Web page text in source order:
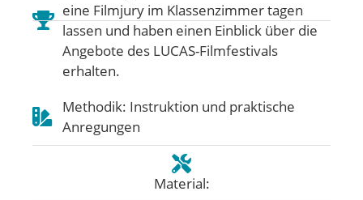
eine Filmjury im Klassenzimmer tagen
lassen und haben einen Einblick über die
Angebote des LUCAS-Filmfestivals
erhalten.
Methodik: Instruktion und praktische
Anregungen
Material: